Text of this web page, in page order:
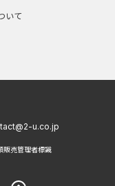
いて
u.co.jp
販売管理者標識